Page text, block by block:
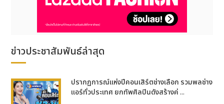
ข่าวประชาสัมพันธ์ล่าสุด
ปรากฏการณ์แห่งปีคอนเสิร์ตช่างเลือก รวมพลช่าง
แอร์ทั่วประเทศ ยกทัพศิลปินดังสร้างค่ ...